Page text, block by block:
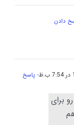
دادن
- پاسخ
برای